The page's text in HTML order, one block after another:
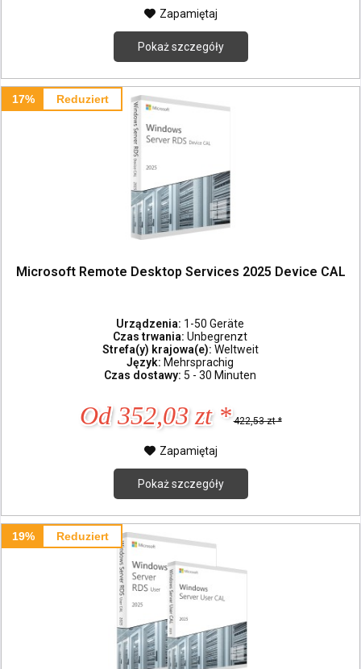
Zapamiętaj
Pokaż szczegóły
17% Reduziert
Microsoft Remote Desktop Services 2025 Device CAL
Urządzenia: 1-50 Geräte
Czas trwania:Unbegrenzt
Strefa(y) krajowa(e): Weltweit
Język: Mehrsprachig
Czas dostawy: 5 - 30 Minuten
Od 352,03 zt * 422,53 zt *
Zapamiętaj
Pokaż szczegóły
19% Reduziert